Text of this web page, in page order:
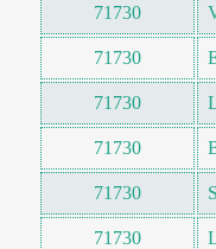
71730
71730
71730
71730
71730
71730